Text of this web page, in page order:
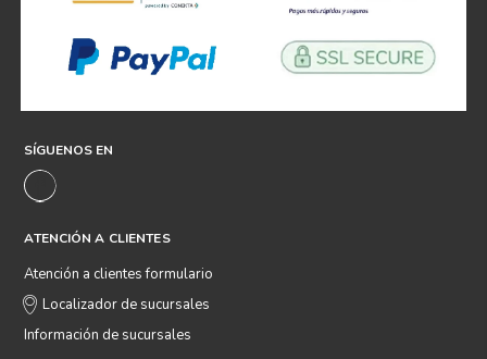
SÍGUENOS EN
ATENCIÓN A CLIENTES
Atención a clientes formulario
Localizador de sucursales
Información de sucursales